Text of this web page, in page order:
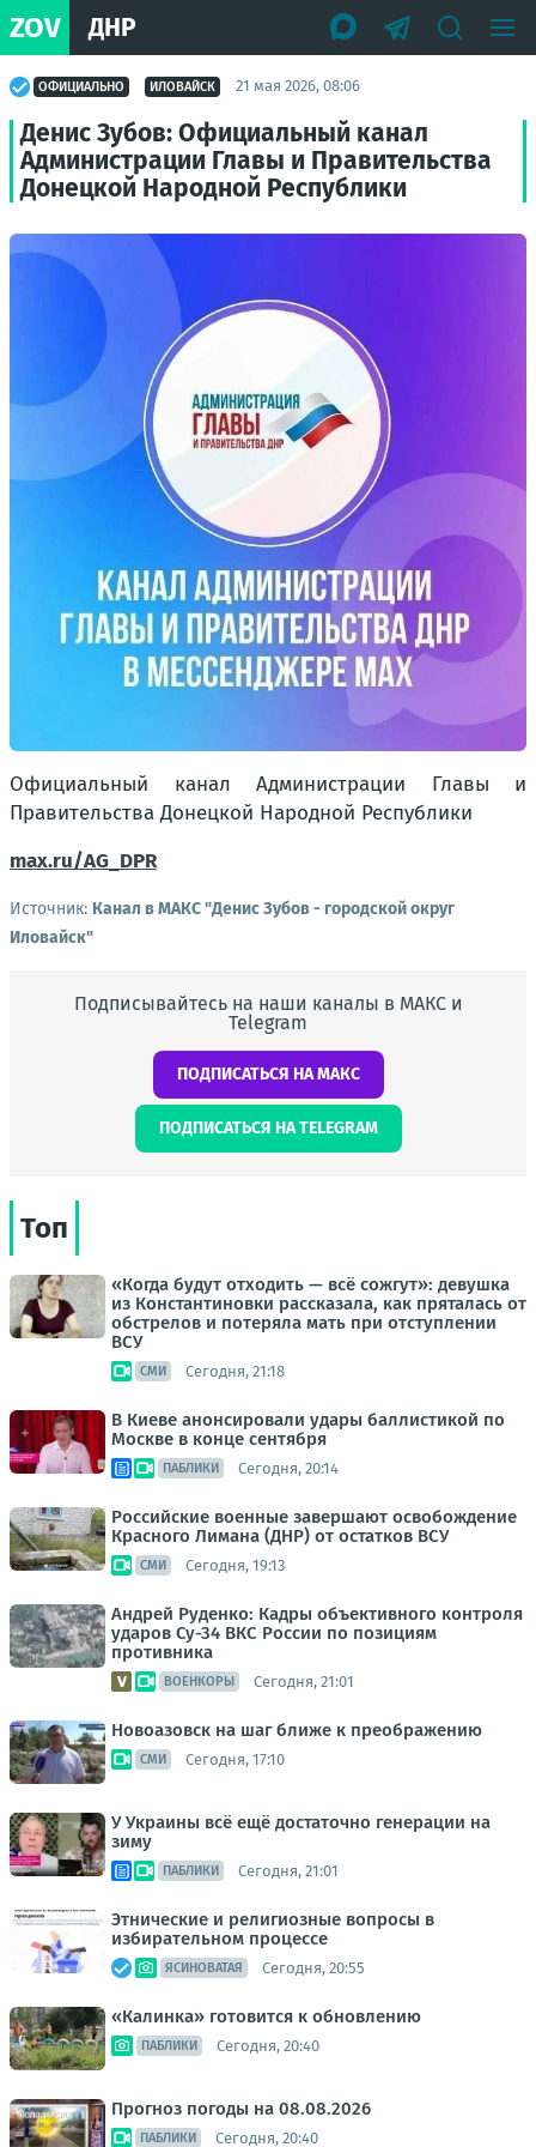
ZOV ДНР
ОФИЦИАЛЬНО ИЛОВАЙСК 21 мая 2026, 08:06
Денис Зубов: Официальный канал
Администрации Главы и Правительства
Донецкой Народной Республики
Официальный канал Администрации Главы и
Правительства Донецкой Народной Республики
max.ru/AG_DPR
Источник: Канал в МАКС "Денис Зубов - городской округ
Иловайск"
Подписывайтесь на наши каналы в МАКС и
Telegram
ПОДПИСАТЬСЯ НА МАКС
ПОДПИСАТЬСЯ НА TELEGRAM
Топ
«Когда будут отходить — всё сожгут»: девушка
из Константиновки рассказала, как пряталась от
обстрелов и потеряла мать при отступлении
ВСУ
СМИ Сегодня, 21:18
В Киеве анонсировали удары баллистикой по
Москве в конце сентября
ПАБЛИКИ Сегодня, 20:14
Российские военные завершают освобождение
Красного Лимана (ДНР) от остатков ВСУ
СМИ Сегодня, 19:13
Андрей Руденко: Кадры объективного контроля
ударов Су-34 ВКС России по позициям
противника
ВОЕНКОРЫ Сегодня, 21:01
Новоазовск на шаг ближе к преображению
СМИ Сегодня, 17:10
У Украины всё ещё достаточно генерации на
зиму
ПАБЛИКИ Сегодня, 21:01
Этнические и религиозные вопросы в
избирательном процессе
ЯСИНОВАТАЯ Сегодня, 20:55
«Калинка» готовится к обновлению
ПАБЛИКИ Сегодня, 20:40
Прогноз погоды на 08.08.2026
ПАБЛИКИ Сегодня, 20:40